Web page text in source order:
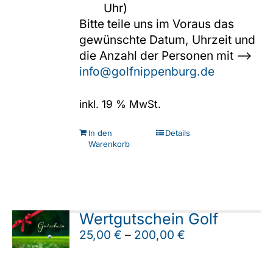
Uhr)
Bitte teile uns im Voraus das
gewünschte Datum, Uhrzeit und
die Anzahl der Personen mit -->
info@golfnippenburg.de
inkl. 19 % MwSt.
In den
Warenkorb
Details
Wertgutschein Golf
25,00€ – 200,00€